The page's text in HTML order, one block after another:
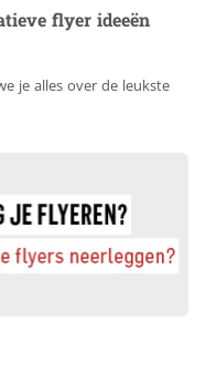
flyer ideeën
je alles over de leukste